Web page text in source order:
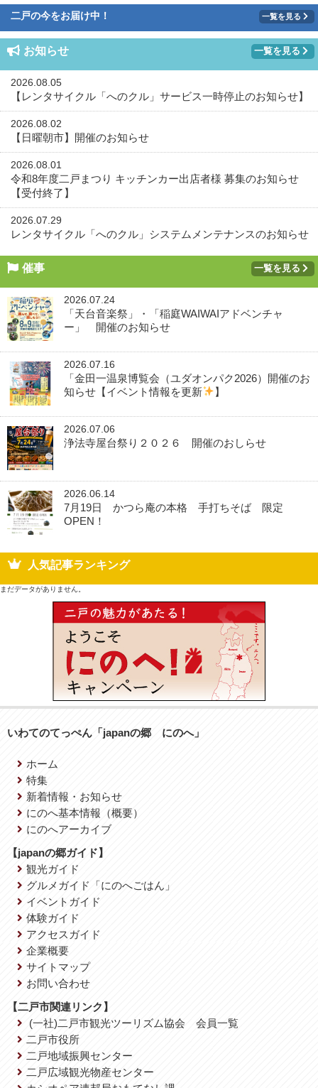
二戸の今をお届け中！ 一覧を見る
お知らせ 一覧を見る
2026.08.05
【レンタサイクル「へのクル」サービス一時停止のお知らせ】
2026.08.02
【日曜朝市】開催のお知らせ
2026.08.01
令和8年度二戸まつり キッチンカー出店者様 募集のお知らせ
【受付終了】
2026.07.29
レンタサイクル「へのクル」システムメンテナンスのお知らせ
催事 一覧を見る
2026.07.24
「天台音楽祭」・「稲庭WAIWAIアドベンチャ
ー」 開催のお知らせ
2026.07.16
「金田一温泉博覧会（ユダオンパク2026）開催のお
知らせ【イベント情報を更新
】
2026.07.06
浄法寺屋台祭り２０２６ 開催のおしらせ
2026.06.14
7月19日 かつら庵の本格 手打ちそば 限定
OPEN！
人気記事ランキング
まだデータがありません。
いわてのてっぺん「japanの郷 にのへ」
ホーム
特集
新着情報・お知らせ
にのへ基本情報（概要）
にのへアーカイブ
【japanの郷ガイド】
観光ガイド
グルメガイド「にのへごはん」
イベントガイド
体験ガイド
アクセスガイド
企業概要
サイトマップ
お問い合わせ
【二戸市関連リンク】
(一社)二戸市観光ツーリズム協会 会員一覧
二戸市役所
二戸地域振興センター
二戸広域観光物産センター